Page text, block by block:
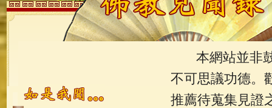
本網站並非鼓
不可思議功德。
推薦待蒐集見證